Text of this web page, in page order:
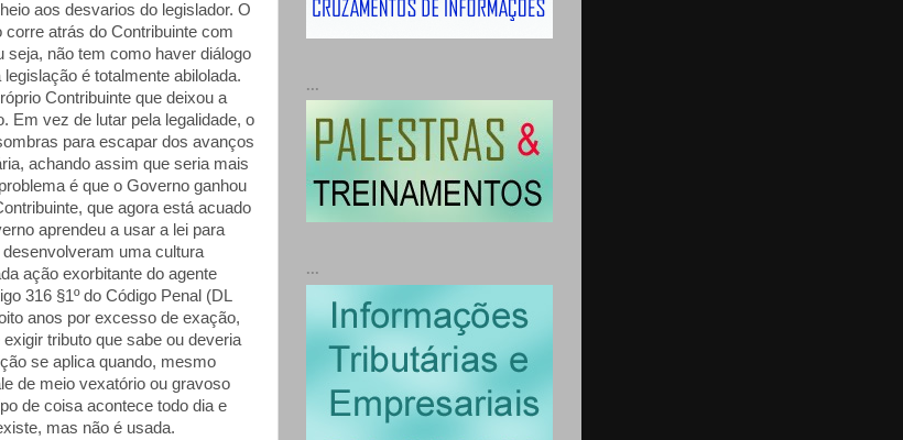
aos desvarios do legislador. O
atrás do Contribuinte com
seja, não tem como haver diálogo
é totalmente abilolada.
Contribuinte que deixou a
Em vez de lutar pela legalidade, o
para escapar dos avanços
achando assim que seria mais
é que o Governo ganhou
que agora está acuado
aprendeu a usar a lei para
uma cultura
ação exorbitante do agente
316 §1º do Código Penal (DL
anos por excesso de exação,
tributo que sabe ou deveria
se aplica quando, mesmo
de meio vexatório ou gravoso
de coisa acontece todo dia e
mas não é usada.
...
...